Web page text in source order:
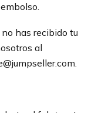
has recibido tu
al